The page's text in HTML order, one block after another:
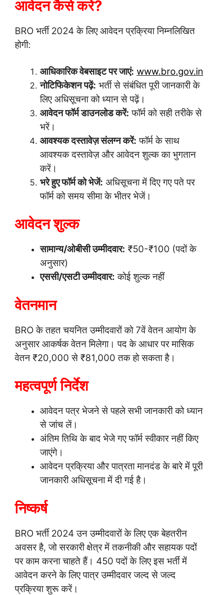
आवेदन कैसे करें?
BRO भर्ती 2024 के लिए आवेदन प्रक्रिया निम्नलिखित
होगी:
आधिकारिक वेबसाइट पर जाएं: www.bro.gov.in
नोटिफिकेशन पढ़ें: भर्ती से संबंधित पूरी जानकारी के
लिए अधिसूचना को ध्यान से पढ़ें।
आवेदन फॉर्म डाउनलोड करें: फॉर्म को सही तरीके से
भरें।
आवश्यक दस्तावेज़ संलग्न करें: फॉर्म के साथ
आवश्यक दस्तावेज़ और आवेदन शुल्क का भुगतान
करें।
भरे हुए फॉर्म को भेजें: अधिसूचना में दिए गए पते पर
फॉर्म को समय सीमा के भीतर भेजें।
आवेदन शुल्क
सामान्य/ओबीसी उम्मीदवार: ₹50-₹100 (पदों के
अनुसार)
एससी/एसटी उम्मीदवार: कोई शुल्क नहीं
वेतनमान
BRO के तहत चयनित उम्मीदवारों को 7वें वेतन आयोग के
अनुसार आकर्षक वेतन मिलेगा। पद के आधार पर मासिक
वेतन ₹20,000 से ₹81,000 तक हो सकता है।
महत्वपूर्ण निर्देश
आवेदन पत्र भेजने से पहले सभी जानकारी को ध्यान
से जांच लें।
अंतिम तिथि के बाद भेजे गए फॉर्म स्वीकार नहीं किए
जाएंगे।
आवेदन प्रक्रिया और पात्रता मानदंड के बारे में पूरी
जानकारी अधिसूचना में दी गई है।
निष्कर्ष
BRO भर्ती 2024 उन उम्मीदवारों के लिए एक बेहतरीन
अवसर है, जो सरकारी क्षेत्र में तकनीकी और सहायक पदों
पर काम करना चाहते हैं। 450 पदों के लिए इस भर्ती में
आवेदन करने के लिए पात्र उम्मीदवार जल्द से जल्द
प्रक्रिया शुरू करें।